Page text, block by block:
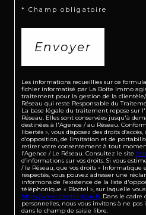
* Champ obligatoire
Envoyer
Les informations recueillies sur ce
fichier informatisé par La Boite Immo
traitement pour la gestion de la clientèle/
Réseau qui reste Responsable du
La base légale du traitement repose sur
Réseau. Elles sont conservées jusqu'à
destinées à l'Agence / au Réseau.
libertés », vous disposez des droits
d’opposition, de limitation et de
retirer votre consentement à tout
l’Agence / Le Réseau. Consultez le site
d’informations sur vos droits. Si vous
/ le Réseau, que vos droits « Informatique
respectés, vous pouvez adresser une
informons de l’existence de la liste
téléphonique « Bloctel », sur laquelle
https://www.bloctel.gouv.fr . Dans le
personnelles, nous vous invitons à ne pas
dans le champ de saisie libre.